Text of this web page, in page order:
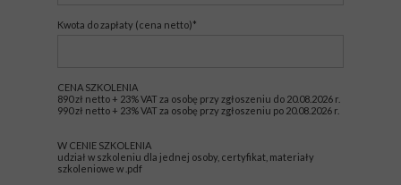
Kwota do zapłaty (cena netto)*
CENA SZKOLENIA
890 zł netto + 23% VAT za osobę przy zgłoszeniu do 20.08.2026 r.
990 zł netto + 23% VAT za osobę przy zgłoszeniu po 20.08.2026 r.
W CENIE SZKOLENIA
udział w szkoleniu dla jednej osoby, certyfikat, materiały
szkoleniowe w .pdf